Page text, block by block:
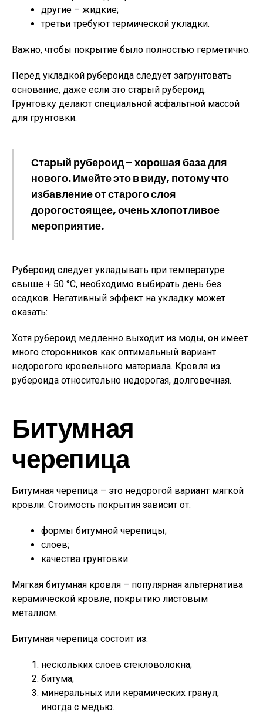
другие – жидкие;
третьи требуют термической укладки.
Важно, чтобы покрытие было полностью герметично.
Перед укладкой рубероида следует загрунтовать
основание, даже если это старый рубероид.
Грунтовку делают специальной асфальтной массой
для грунтовки.
Старый рубероид – хорошая база для
нового. Имейте это в виду, потому что
избавление от старого слоя
дорогостоящее, очень хлопотливое
мероприятие.
Рубероид следует укладывать при температуре
свыше + 50 °С, необходимо выбирать день без
осадков. Негативный эффект на укладку может
оказать:
Хотя рубероид медленно выходит из моды, он имеет
много сторонников как оптимальный вариант
недорогого кровельного материала. Кровля из
рубероида относительно недорогая, долговечная.
Битумная
черепица
Битумная черепица – это недорогой вариант мягкой
кровли. Стоимость покрытия зависит от:
формы битумной черепицы;
слоев;
качества грунтовки.
Мягкая битумная кровля – популярная альтернатива
керамической кровле, покрытию листовым
металлом.
Битумная черепица состоит из:
нескольких слоев стекловолокна;
битума;
минеральных или керамических гранул,
иногда с медью.